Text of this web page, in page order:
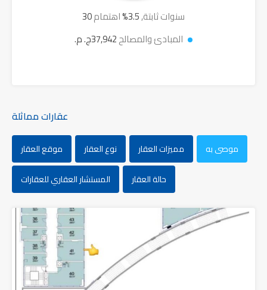
30 سنوات ثابتة,3.5
%اهتمام
المبادئ والمصالح37,942ج. م.
عقارات مماثلة
موصى به مميزات العقار نوع العقار
موقع العقار
حالة العقار
المستشار العقاري للعقارات